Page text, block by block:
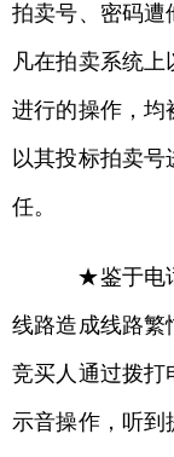
拍卖号、密码遭
凡在拍卖系统
进行的操作，均
以其投标拍卖
任。
★鉴于电话
线路造成线路繁
竞买人通过拨打
示音操作，听到